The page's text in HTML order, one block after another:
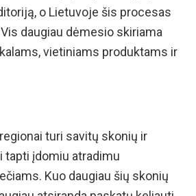
o Lietuvoje šis procesas
daugiau dėmesio skiriama
vietiniams produktams ir
turi savitų skonių ir
tapti įdomiu atradimu
Kuo daugiau šių skonių